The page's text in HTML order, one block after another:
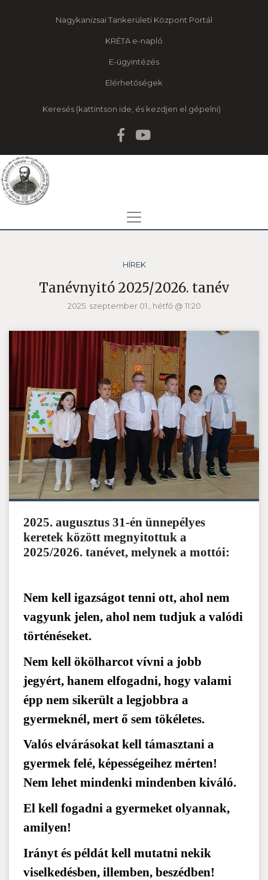
Nagykanizsai Tankerületi Központ Portál
KRÉTA e-napló
E-ügyintézés
Elérhetőségek
Keresés
HÍREK
Tanévnyitó 2025/2026. tanév
2025. szeptember 01., hétfő @ 11:20
2025. augusztus 31-én ünnepélyes
keretek között megnyitottuk a
2025/2026. tanévet, melynek a mottói:
Nem kell igazságot tenni ott, ahol nem
vagyunk jelen, ahol nem tudjuk a valódi
történéseket.
Nem kell ökölharcot vívni a jobb
jegyért, hanem elfogadni, hogy valami
épp nem sikerült a legjobbra a
gyermeknél, mert ő sem tökéletes.
Valós elvárásokat kell támasztani a
gyermek felé, képességeihez mérten!
Nem lehet mindenki mindenben kiváló.
El kell fogadni a gyermeket olyannak,
amilyen!
Irányt és példát kell mutatni nekik
viselkedésben, illemben, beszédben!